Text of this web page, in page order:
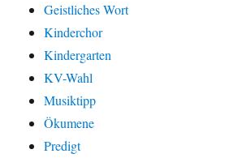
Geistliches Wort
Kinderchor
Kindergarten
KV-Wahl
Musiktipp
Ökumene
Predigt